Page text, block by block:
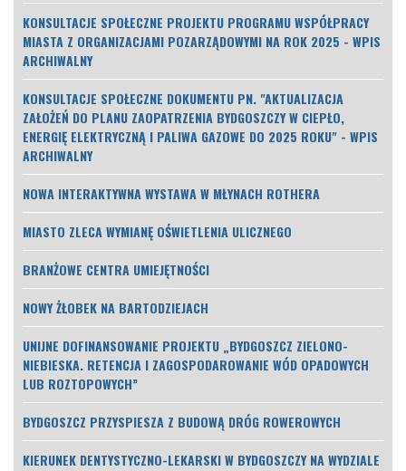
KONSULTACJE SPOŁECZNE PROJEKTU PROGRAMU WSPÓŁPRACY
MIASTA Z ORGANIZACJAMI POZARZĄDOWYMI NA ROK 2025 - WPIS
ARCHIWALNY
KONSULTACJE SPOŁECZNE DOKUMENTU PN. "AKTUALIZACJA
ZAŁOŻEŃ DO PLANU ZAOPATRZENIA BYDGOSZCZY W CIEPŁO,
ENERGIĘ ELEKTRYCZNĄ I PALIWA GAZOWE DO 2025 ROKU" - WPIS
ARCHIWALNY
NOWA INTERAKTYWNA WYSTAWA W MŁYNACH ROTHERA
MIASTO ZLECA WYMIANĘ OŚWIETLENIA ULICZNEGO
BRANŻOWE CENTRA UMIEJĘTNOŚCI
NOWY ŻŁOBEK NA BARTODZIEJACH
UNIJNE DOFINANSOWANIE PROJEKTU „BYDGOSZCZ ZIELONO-
NIEBIESKA. RETENCJA I ZAGOSPODAROWANIE WÓD OPADOWYCH
LUB ROZTOPOWYCH”
BYDGOSZCZ PRZYSPIESZA Z BUDOWĄ DRÓG ROWEROWYCH
KIERUNEK DENTYSTYCZNO-LEKARSKI W BYDGOSZCZY NA WYDZIALE